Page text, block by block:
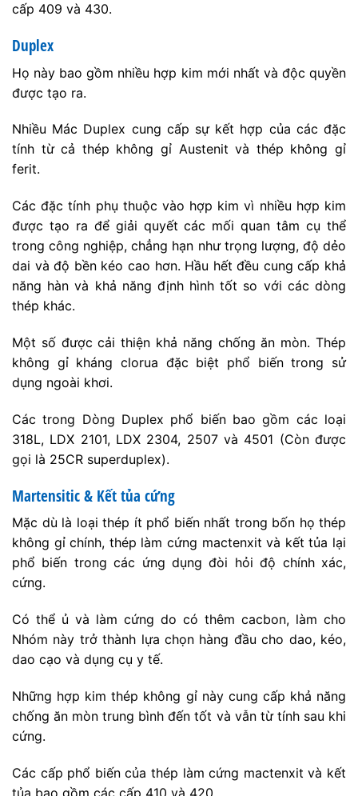
cấp 409 và 430.
Duplex
Họ này bao gồm nhiều hợp kim mới nhất và độc quyền
được tạo ra.
Nhiều Mác Duplex cung cấp sự kết hợp của các đặc
tính từ cả thép không gỉ Austenit và thép không gỉ
ferit.
Các đặc tính phụ thuộc vào hợp kim vì nhiều hợp kim
được tạo ra để giải quyết các mối quan tâm cụ thể
trong công nghiệp, chẳng hạn như trọng lượng, độ dẻo
dai và độ bền kéo cao hơn. Hầu hết đều cung cấp khả
năng hàn và khả năng định hình tốt so với các dòng
thép khác.
Một số được cải thiện khả năng chống ăn mòn. Thép
không gỉ kháng clorua đặc biệt phổ biến trong sử
dụng ngoài khơi.
Các trong Dòng Duplex phổ biến bao gồm các loại
318L, LDX 2101, LDX 2304, 2507 và 4501 (Còn được
gọi là 25CR superduplex).
Martensitic & Kết tủa cứng
Mặc dù là loại thép ít phổ biến nhất trong bốn họ thép
không gỉ chính, thép làm cứng mactenxit và kết tủa lại
phổ biến trong các ứng dụng đòi hỏi độ chính xác,
cứng.
Có thể ủ và làm cứng do có thêm cacbon, làm cho
Nhóm này trở thành lựa chọn hàng đầu cho dao, kéo,
dao cạo và dụng cụ y tế.
Những hợp kim thép không gỉ này cung cấp khả năng
chống ăn mòn trung bình đến tốt và vẫn từ tính sau khi
cứng.
Các cấp phổ biến của thép làm cứng mactenxit và kết
tủa bao gồm các cấp 410 và 420.